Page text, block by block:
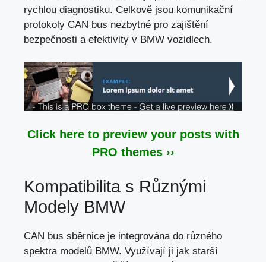
rychlou diagnostiku. Celkově jsou komunikační
protokoly CAN bus nezbytné pro zajištění
bezpečnosti a efektivity v BMW vozidlech.
Click here to preview your posts with
PRO themes ››
Kompatibilita s Různými
Modely BMW
CAN bus sběrnice je integrována do různého
spektra modelů BMW. Využívají ji jak starší